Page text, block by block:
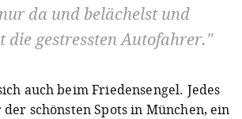
da und belächelst und
die gestressten Autofahrer.
auch beim Friedensengel. Jedes
schönsten Spots in München, ein